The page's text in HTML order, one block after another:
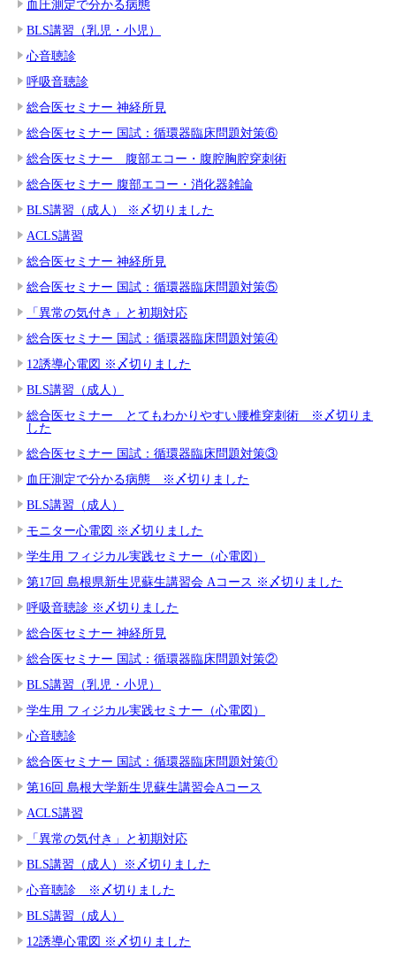
血圧測定で分かる病態
BLS講習（乳児・小児）
心音聴診
呼吸音聴診
総合医セミナー 神経所見
総合医セミナー 国試：循環器臨床問題対策⑥
総合医セミナー 腹部エコー・腹腔胸腔穿刺術
総合医セミナー 腹部エコー・消化器雑論
BLS講習（成人） ※〆切りました
ACLS講習
総合医セミナー 神経所見
総合医セミナー 国試：循環器臨床問題対策⑤
「異常の気付き」と初期対応
総合医セミナー 国試：循環器臨床問題対策④
12誘導心電図 ※〆切りました
BLS講習（成人）
総合医セミナー とてもわかりやすい腰椎穿刺術 ※〆切りま
した
総合医セミナー 国試：循環器臨床問題対策③
血圧測定で分かる病態 ※〆切りました
BLS講習（成人）
モニター心電図 ※〆切りました
学生用 フィジカル実践セミナー（心電図）
第17回 島根県新生児蘇生講習会 Aコース ※〆切りました
呼吸音聴診 ※〆切りました
総合医セミナー 神経所見
総合医セミナー 国試：循環器臨床問題対策②
BLS講習（乳児・小児）
学生用 フィジカル実践セミナー（心電図）
心音聴診
総合医セミナー 国試：循環器臨床問題対策①
第16回 島根大学新生児蘇生講習会Aコース
ACLS講習
「異常の気付き」と初期対応
BLS講習（成人）※〆切りました
心音聴診 ※〆切りました
BLS講習（成人）
12誘導心電図 ※〆切りました